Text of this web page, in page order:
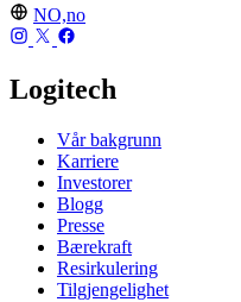
NO,no
Logitech
Vår bakgrunn
Karriere
Investorer
Blogg
Presse
Bærekraft
Resirkulering
Tilgjengelighet